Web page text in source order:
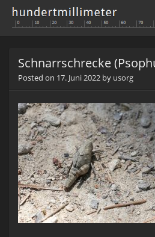
Schnarrschrecke
Posted on 17. Juni 2022 by usorg